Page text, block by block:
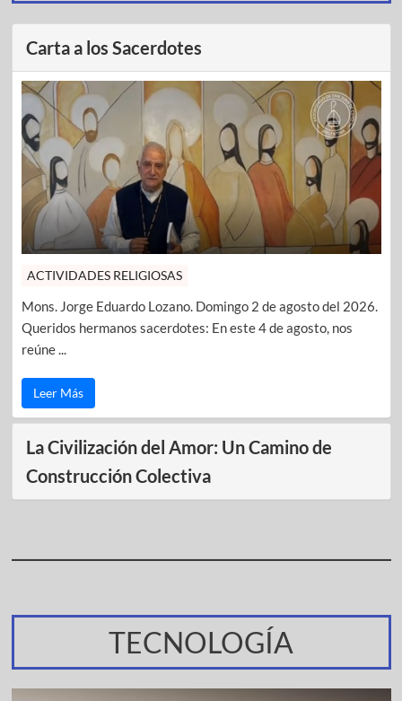
Carta a los Sacerdotes
ACTIVIDADES RELIGIOSAS
Mons. Jorge Eduardo Lozano. Domingo 2 de agosto del 2026.
Queridos hermanos sacerdotes: En este 4 de agosto, nos
reúne ...
Leer Más
La Civilización del Amor: Un Camino de
Construcción Colectiva
TECNOLOGÍA